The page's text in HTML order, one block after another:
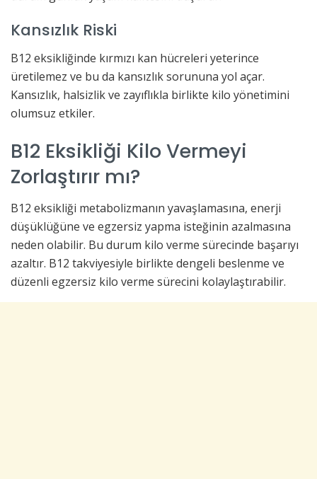
Kansızlık Riski
B12 eksikliğinde kırmızı kan hücreleri yeterince
üretilemez ve bu da kansızlık sorununa yol açar.
Kansızlık, halsizlik ve zayıflıkla birlikte kilo yönetimini
olumsuz etkiler.
B12 Eksikliği Kilo Vermeyi
Zorlaştırır mı?
B12 eksikliği metabolizmanın yavaşlamasına, enerji
düşüklüğüne ve egzersiz yapma isteğinin azalmasına
neden olabilir. Bu durum kilo verme sürecinde başarıyı
azaltır. B12 takviyesiyle birlikte dengeli beslenme ve
düzenli egzersiz kilo verme sürecini kolaylaştırabilir.